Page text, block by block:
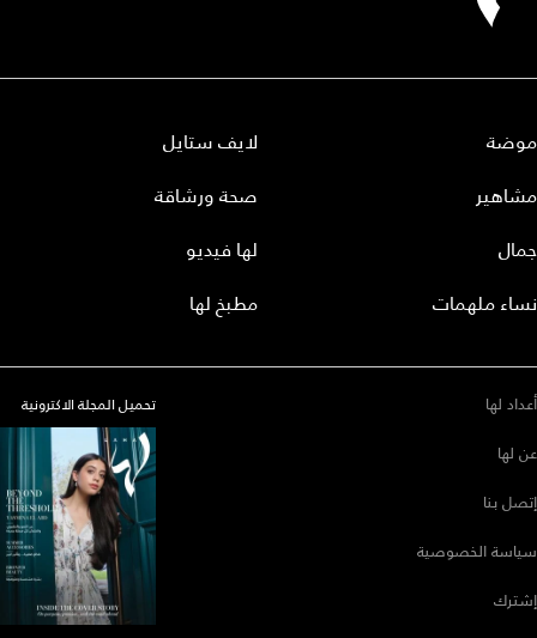
موضة
مشاهير
جمال
نساء ملهمات
لايف ستايل
صحة ورشاقة
لها فيديو
مطبخ لها
أعداد لها
عن لها
إتصل بنا
سياسة الخصوصية
إشترك
تحميل المجلة الاكترونية